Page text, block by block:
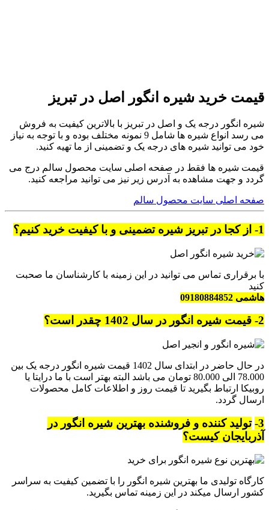
قیمت خرید شیره انگور اصل در تبریز
شیره انگور درجه یک و اصل در تبریز با بالاترین کیفیت به فروش
می رسد انواع شیره ها شامل 9 نمونه مختلف بوده و با توجه به نیاز
خود می توانید شیره های درجه یک و تضمینی از ما تهیه کنید.
قیمت شیره ها فقط در صفحه اصلی سایت محصول سالم درج می
گردد و جهت مشاهده به آدرس زیر نیز می توانید مراجعه کنید.
صفحه اصلی سایت محصول سالم
1- از کجا در تبریز شیره تضمینی و با کیفیت خرید کنیم؟
با برقراری تماس می توانید در این زمینه با کارشناسان ما صحبت
کنید
هاشمی 09180884852
2- قیمت شیره انگور در سال 1402 چقدر است؟
در حال حاضر در ابتدای سال 1402 قیمت شیره انگور درجه یک بین
78.000 الی 80.000 تومان می باشد البته بهتر است با ما درایتا یا
روبیکا ارتباط بگیرید تا قیمت روز و اطلاعات کامل محصولات
ارسال گردد.
3- تولید کننده و فروشنده بهترین شیره انگور در
آذربایجان کیست؟
کارگاه تولیدی ما بهترین شیره انگور را با تضمین کیفیت به سراسر
کشور ارسال میکند در این زمینه تماس بگیرید.